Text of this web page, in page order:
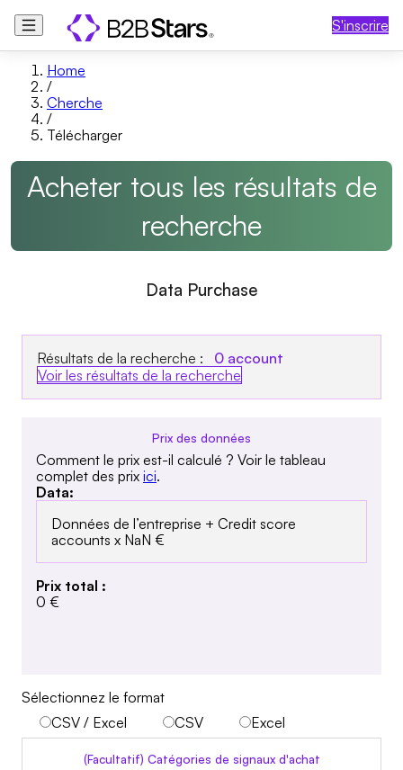
S'inscrire
Home
/
Cherche
/
Télécharger
Acheter tous les résultats de
recherche
Data Purchase
Résultats de la recherche : 0 account
Voir les résultats de la recherche
Prix des données
Comment le prix est-il calculé ? Voir le tableau
complet des prix ici.
Data:
Données de l’entreprise + Credit score
accounts x NaN €
Prix total :
0 €
Sélectionnez le format
CSV / Excel
CSV Excel
(Facultatif) Catégories de signaux d'achat